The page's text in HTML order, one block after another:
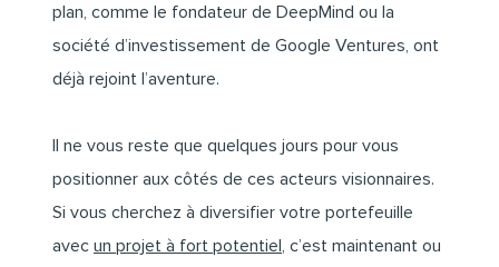
plan, comme le fondateur de DeepMind ou la
société d’investissement de Google Ventures, ont
déjà rejoint l’aventure.
Il ne vous reste que quelques jours pour vous
positionner aux côtés de ces acteurs visionnaires.
Si vous cherchez à diversifier votre portefeuille
avec un projet à fort potentiel, c’est maintenant ou